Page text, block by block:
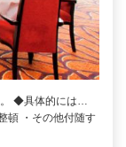
。 ◆具体的には…
頓 ・その他付随す